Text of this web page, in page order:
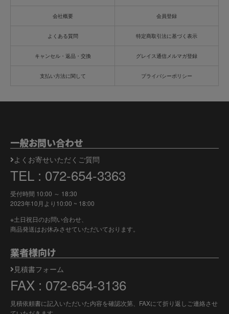
会社概要 会員登録
よくある質問 特定商取引法に基づく表示
キャンセル・返品・交換 グレイス通信メルマガ登録
支払い方法に関して プライバシーポリシー
一般お問い合わせ
よくお寄せいただくご質問
TEL : 072-654-3363
受付時間 10:00 ～ 18:30
2023年10月より 10:00 ~ 18:00
※土日祝日のお問い合わせ、
商品発送はお休みさせていただいております。
業者様向け
見積書フォーム
FAX : 072-654-3136
見積依頼書に記入いただいた内容を確認次第、FAXにて折り返しご連絡させ